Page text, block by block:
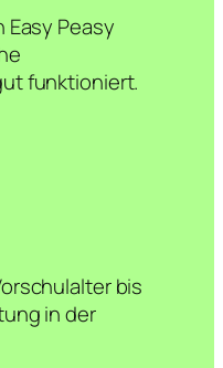
Easy Peasy
funktioniert.
bis
in der